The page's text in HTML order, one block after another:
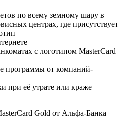
по всему земному шару в
центрах, где присутствует
с логотипом MasterCard
программы от компаний-
при её утрате или краже
Gold от Альфа-Банка